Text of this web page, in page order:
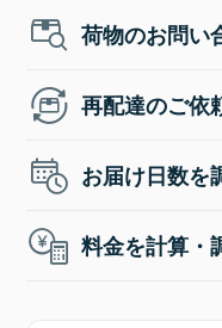
荷物のお問い
再配達のご依
お届け日数を
料金を計算・